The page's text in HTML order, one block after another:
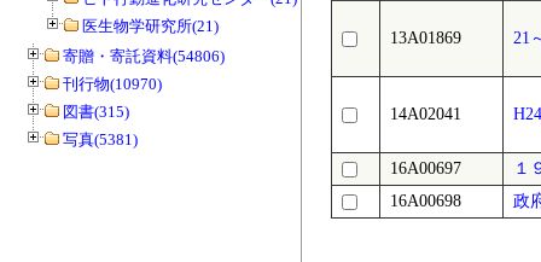
医生物学研究所(21)
寄贈・寄託資料(54806)
刊行物(10970)
図書(315)
写真(5381)
13A01869 21
14A02041
16A00697
１
16A00698
政